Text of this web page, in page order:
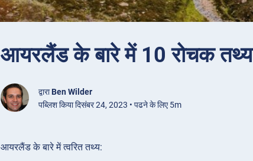
आयरलैंड के बारे में 10 रोचक तथ्य
द्वाराBen Wilder
पब्लिश किया दिसंबर 24, 2023 • पढने के लिए 5m
आयरलैंड के बारे में त्वरित तथ्य: